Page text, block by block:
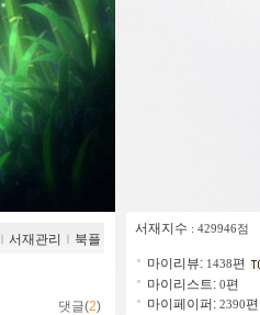
ｌ 서재관리 ｌ 북플
댓글(2)
서재지수 : 429946점
마이리뷰: 1438편
마이리스트: 0편
마이페이퍼: 2390편